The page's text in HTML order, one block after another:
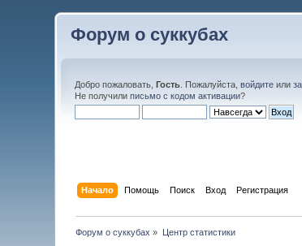
Форум о суккубах
Добро пожаловать,Гость . Пожалуйста,войдите или
Не получилиписьмо с кодом активации?
Начало Помощь Поиск Вход Регистрация
Форум о суккубах » Центр статистики